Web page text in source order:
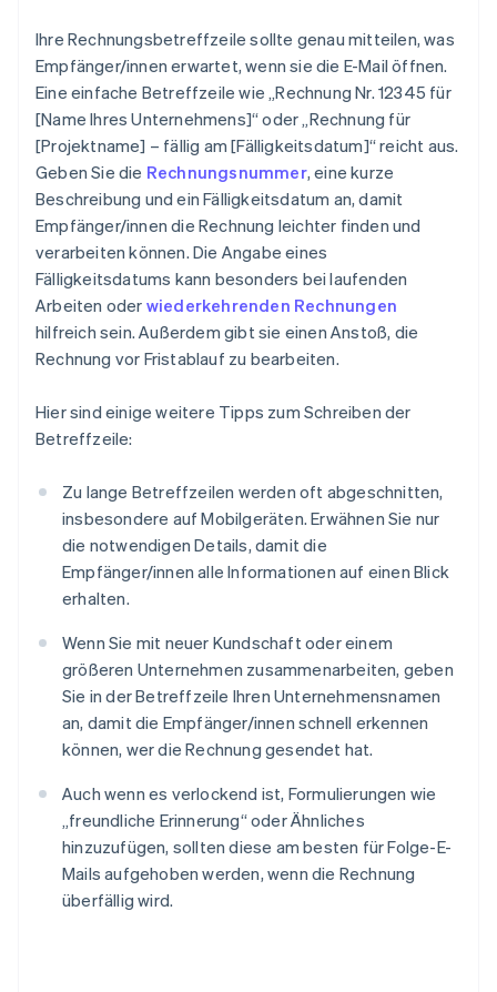
Ihre Rechnungsbetreffzeile sollte genau mitteilen, was
Empfänger/innen erwartet, wenn sie die E-Mail öffnen.
Eine einfache Betreffzeile wie „Rechnung Nr. 12345 für
[Name Ihres Unternehmens]“ oder „Rechnung für
[Projektname] – fällig am [Fälligkeitsdatum]“ reicht aus.
Geben Sie die Rechnungsnummer, eine kurze
Beschreibung und ein Fälligkeitsdatum an, damit
Empfänger/innen die Rechnung leichter finden und
verarbeiten können. Die Angabe eines
Fälligkeitsdatums kann besonders bei laufenden
Arbeiten oder wiederkehrenden Rechnungen
hilfreich sein. Außerdem gibt sie einen Anstoß, die
Rechnung vor Fristablauf zu bearbeiten.
Hier sind einige weitere Tipps zum Schreiben der
Betreffzeile:
Zu lange Betreffzeilen werden oft abgeschnitten,
insbesondere auf Mobilgeräten. Erwähnen Sie nur
die notwendigen Details, damit die
Empfänger/innen alle Informationen auf einen Blick
erhalten.
Wenn Sie mit neuer Kundschaft oder einem
größeren Unternehmen zusammenarbeiten, geben
Sie in der Betreffzeile Ihren Unternehmensnamen
an, damit die Empfänger/innen schnell erkennen
können, wer die Rechnung gesendet hat.
Auch wenn es verlockend ist, Formulierungen wie
„freundliche Erinnerung“ oder Ähnliches
hinzuzufügen, sollten diese am besten für Folge-E-
Mails aufgehoben werden, wenn die Rechnung
überfällig wird.